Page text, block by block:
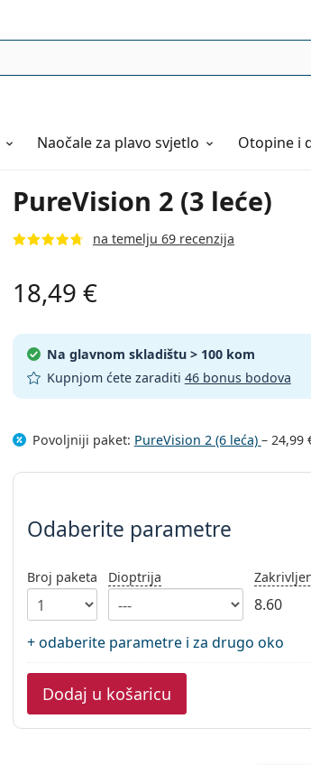
Naočaleza plavo svjetlo Otopine i
PureVision 2 (3 leće)
na temelju 69 recenzija
18,49 €
Na glavnom skladištu > 100 kom
Kupnjom ćete zaraditi 46 bonus bodova
Povoljniji paket: PureVision 2 (6 leća) – 24,99
Odaberite parametre
Odaberite parametre
Broj paketa Dioptrija
8.60
+ odaberite parametre i za drugo oko
Dodaj u košaricu